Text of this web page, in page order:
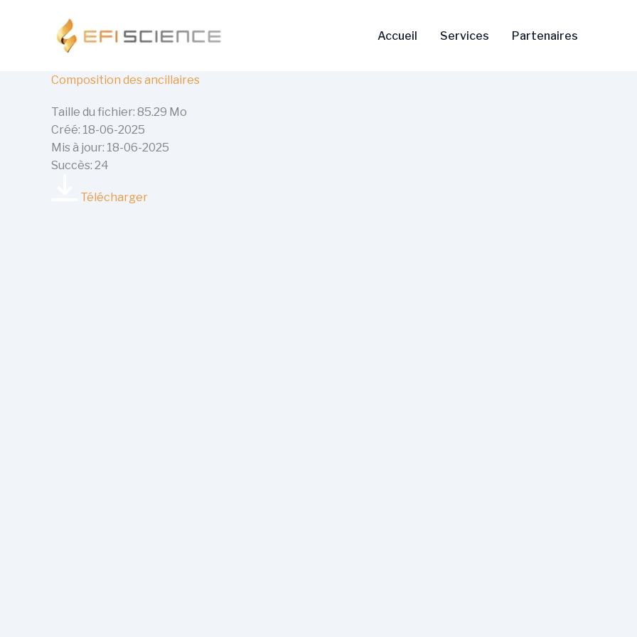
Accueil Services Partenaires
Composition des ancillaires
Taille du fichier: 85.29 Mo
Créé: 18-06-2025
Mis à jour: 18-06-2025
Succès: 24
Télécharger